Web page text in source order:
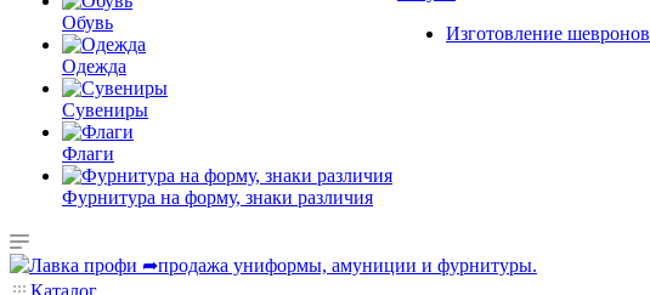
Обувь
Одежда
Сувениры
Флаги
Фурнитура на форму, знаки различия
Изготовление шевронов
Каталог